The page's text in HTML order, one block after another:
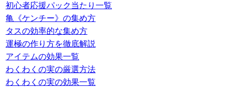
初心者応援パック当たり一覧
亀《ケンチー》の集め方
タスの効率的な集め方
運極の作り方を徹底解説
アイテムの効果一覧
わくわくの実の厳選方法
わくわくの実の効果一覧